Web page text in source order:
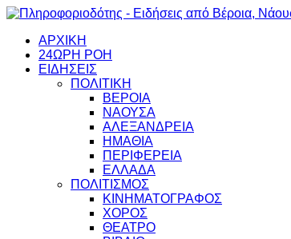
ΑΡΧΙΚΗ
24ΩΡΗ ΡΟΗ
ΕΙΔΗΣΕΙΣ
ΠΟΛΙΤΙΚΗ
ΒΕΡΟΙΑ
ΝΑΟΥΣΑ
ΑΛΕΞΑΝΔΡΕΙΑ
ΗΜΑΘΙΑ
ΠΕΡΙΦΕΡΕΙΑ
ΕΛΛΑΔΑ
ΠΟΛΙΤΙΣΜΟΣ
ΚΙΝΗΜΑΤΟΓΡΑΦΟΣ
ΧΟΡΟΣ
ΘΕΑΤΡΟ